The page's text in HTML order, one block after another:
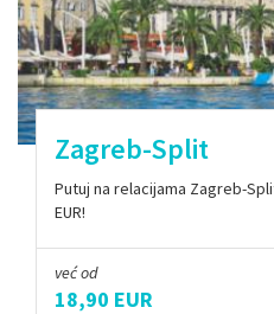
Zagreb-Split
Putuj na relacijama Zagreb-
EUR!
već od
18,90 EUR